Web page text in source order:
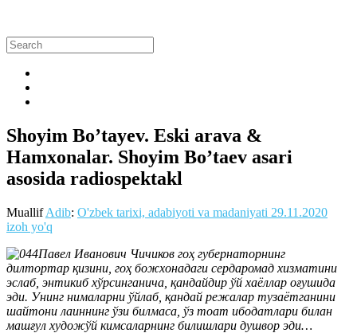
Shoyim Bo’tayev. Eski arava &
Hamxonalar. Shoyim Boʼtaev asari
asosida radiospektakl
MuallifAdib: O'zbek tarixi, adabiyoti va madaniyati 29.11.2020
izoh yo'q
Павел Иванович Чичиков гоҳ губернаторнинг
дилтортар қизини, гоҳ божхонадаги сердаромад хизматини
эслаб, энтикиб хўрсинганича, қандайдир ўй хаёллар оғушида
эди. Унинг нималарни ўйлаб, қандай режалар тузаётганини
шайтони лаиннинг ўзи билмаса, ўз тоат ибодатлари билан
машғул художўй кимсаларнинг билишлари душвор эди…